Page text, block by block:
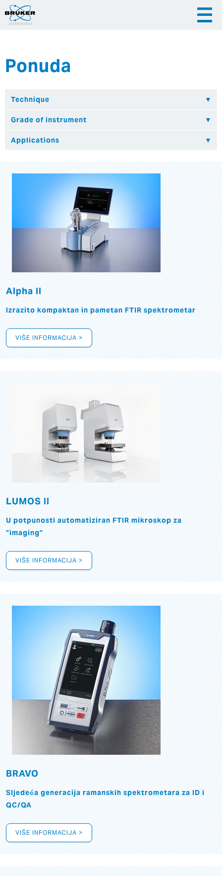
Ponuda
Alpha II
Izrazito kompaktan in pametan FTIR spektrometar
VIŠE INFORMACIJA >
LUMOS II
U potpunosti automatiziran FTIR mikroskop za
"imaging"
VIŠE INFORMACIJA >
BRAVO
Sljedeća generacija ramanskih spektrometara za ID i
QC/QA
VIŠE INFORMACIJA >